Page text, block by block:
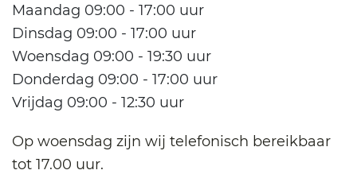
Maandag 09:00 - 17:00 uur
Dinsdag 09:00 - 17:00 uur
Woensdag 09:00 - 19:30 uur
Donderdag 09:00 - 17:00 uur
Vrijdag 09:00 - 12:30 uur
Op woensdag zijn wij telefonisch bereikbaar
tot 17.00 uur.